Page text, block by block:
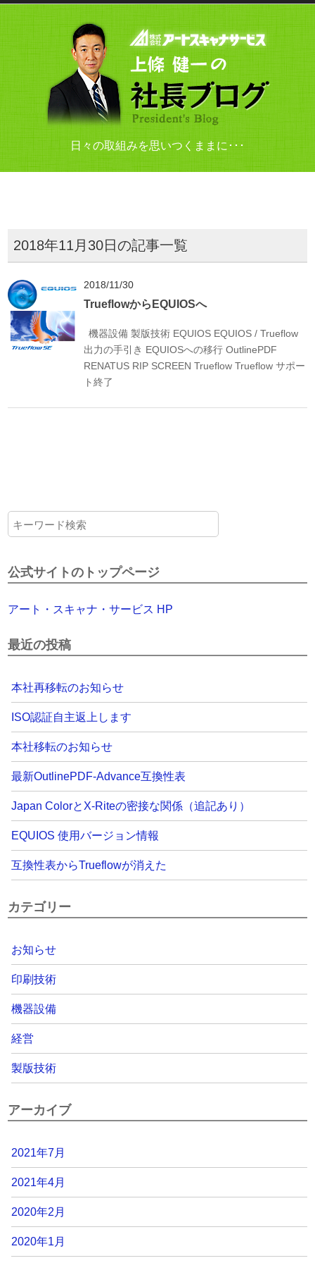
日々の取組みを思いつくままに･･･
2018年11月30日の記事一覧
2018/11/30
TrueflowからEQUIOSへ
機器設備 製版技術 EQUIOS EQUIOS / Trueflow
出力の手引き EQUIOSへの移行 OutlinePDF
RENATUS RIP SCREEN Trueflow Trueflow サポー
ト終了
公式サイトのトップページ
アート・スキャナ・サービス HP
最近の投稿
本社再移転のお知らせ
ISO認証自主返上します
本社移転のお知らせ
最新OutlinePDF-Advance互換性表
Japan ColorとX-Riteの密接な関係（追記あり）
EQUIOS 使用バージョン情報
互換性表からTrueflowが消えた
カテゴリー
お知らせ
印刷技術
機器設備
経営
製版技術
アーカイブ
2021年7月
2021年4月
2020年2月
2020年1月